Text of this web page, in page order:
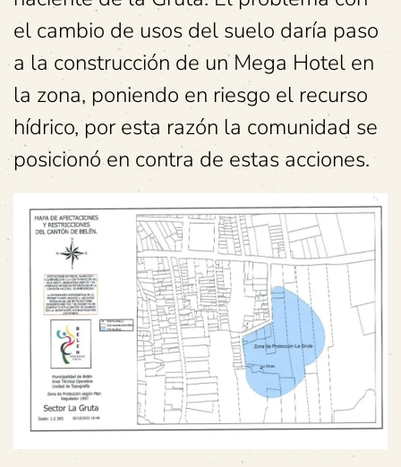
el cambio de usos del suelo daría paso
a la construcción de un Mega Hotel en
la zona, poniendo en riesgo el recurso
hídrico, por esta razón la comunidad se
posicionó en contra de estas acciones.